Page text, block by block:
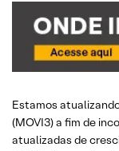
Estamos
(MOVI3) a fim de
atualizadas de